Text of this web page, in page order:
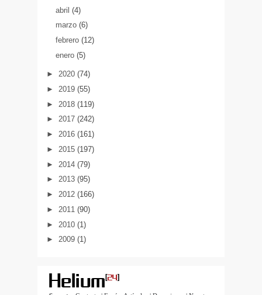
abril (4)
marzo (6)
febrero (12)
enero (5)
► 2020 (74)
► 2019 (55)
► 2018 (119)
► 2017 (242)
► 2016 (161)
► 2015 (197)
► 2014 (79)
► 2013 (95)
► 2012 (166)
► 2011 (90)
► 2010 (1)
► 2009 (1)